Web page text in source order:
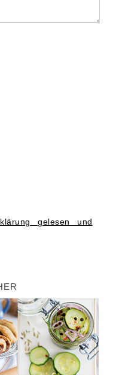
gelesen und